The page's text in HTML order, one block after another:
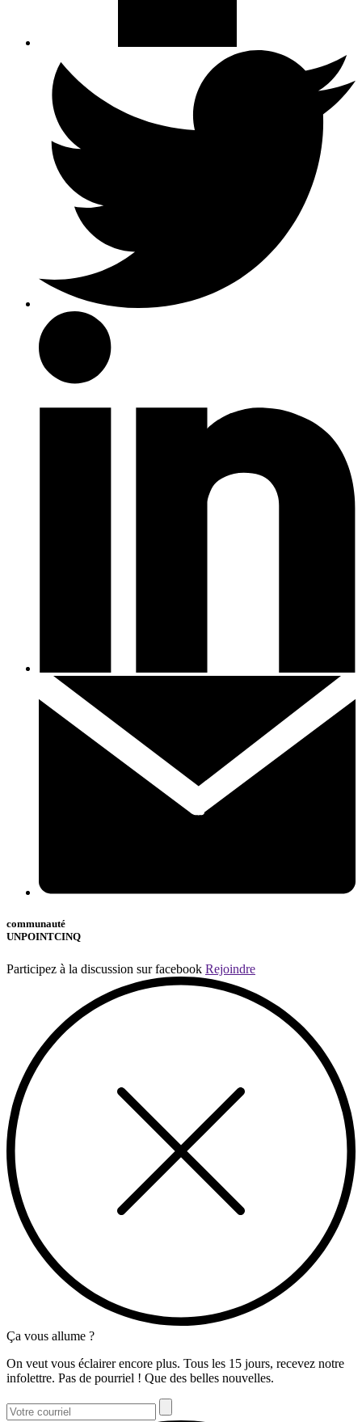
communauté
UNPOINTCINQ
Participez à la discussion sur facebook Rejoindre
Ça vous allume ?
On veut vous éclairer encore plus. Tous les 15 jours, recevez notre
infolettre. Pas de pourriel ! Que des belles nouvelles.